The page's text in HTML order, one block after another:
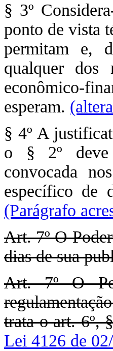
§ 3º
ponto de vista
permitam e,
qualquer dos
econômico-
esperam.
§ 4º A
o § 2º deve
convocada
específico de
(Parágrafo
Art. 7º O
dias de sua
Art. 7º O
trata o art. 6º,
Lei 4126 de